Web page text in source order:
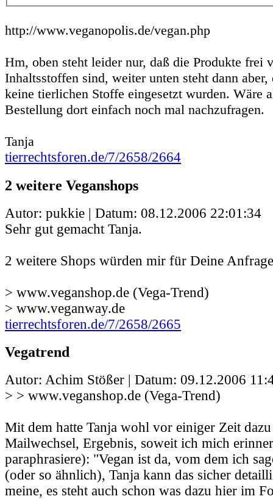
http://www.veganopolis.de/vegan.php
Hm, oben steht leider nur, daß die Produkte frei
Inhaltsstoffen sind, weiter unten steht dann
keine tierlichen Stoffe eingesetzt wurden. Wäre
Bestellung dort einfach noch mal nachzufragen.
Tanja
tierrechtsforen.de/7/2658/2664
2 weitere Veganshops
Autor: pukkie | Datum: 08.12.2006 22:01:34
Sehr gut gemacht Tanja.
2 weitere Shops würden mir für Deine
> www.veganshop.de (Vega-Trend)
> www.veganway.de
tierrechtsforen.de/7/2658/2665
Vegatrend
Autor: Achim Stößer | Datum: 09.12.2006
> > www.veganshop.de (Vega-Trend)
Mit dem hatte Tanja wohl vor einiger Zeit
Mailwechsel, Ergebnis, soweit ich mich
paraphrasiere): "Vegan ist da, vom dem ich
(oder so ähnlich), Tanja kann das sicher
meine, es steht auch schon was dazu hier im